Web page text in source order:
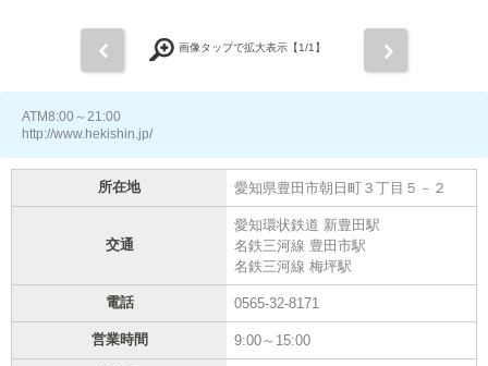
画像タップで拡大表示【1/1】
ATM8:00～21:00
http://www.hekishin.jp/
所在地 愛知県豊田市朝日町３丁目５－２
交通
愛知環状鉄道 新豊田駅
名鉄三河線 豊田市駅
名鉄三河線 梅坪駅
電話 0565-32-8171
営業時間 9:00～15:00